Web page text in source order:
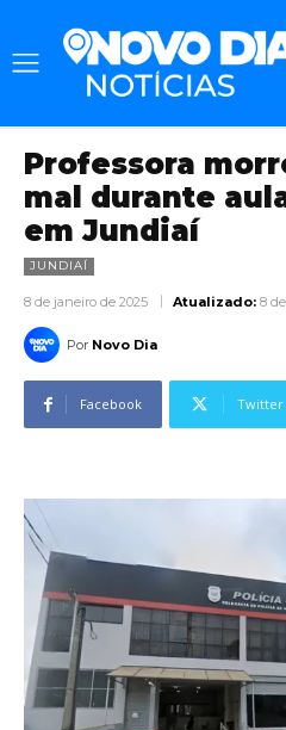
Professora
mal durante
em Jundiaí
JUNDIAÍ
8 de janeiro de 2025 Atualizado: 8
Por Novo Dia
Facebook Twitter